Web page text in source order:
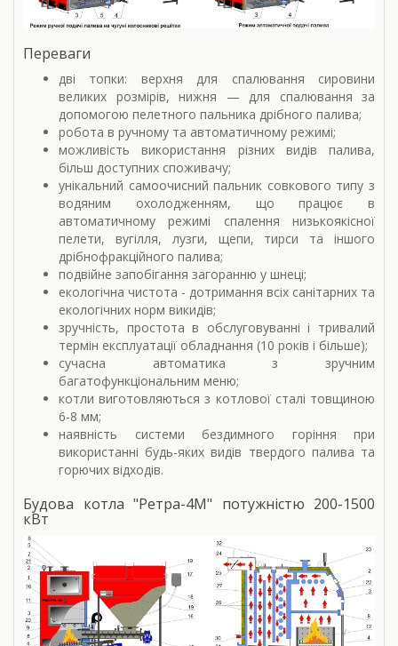
Переваги
дві топки: верхня для спалювання сировини
великих розмірів, нижня — для спалювання за
допомогою пелетного пальника дрібного палива;
робота в ручному та автоматичному режимі;
можливість використання різних видів палива,
більш доступних споживачу;
унікальний самоочисний пальник совкового типу з
водяним охолодженням, що працює в
автоматичному режимі спалення низькоякісної
пелети, вугілля, лузги, щепи, тирси та іншого
дрібнофракційного палива;
подвійне запобігання загоранню у шнеці;
екологічна чистота - дотримання всіх санітарних та
екологічних норм викидів;
зручність, простота в обслуговуванні і тривалий
термін експлуатації обладнання (10 років і більше);
сучасна автоматика з зручним
багатофункціональним меню;
котли виготовляються з котлової сталі товщиною
6-8 мм;
наявність системи бездимного горіння при
використанні будь-яких видів твердого палива та
горючих відходів.
Будова котла "Ретра-4М" потужністю 200-1500
кВт